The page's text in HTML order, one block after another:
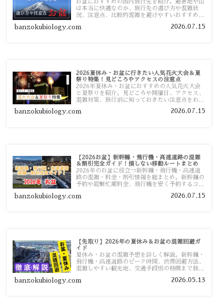
お盆におすすめの国内旅行先を紹介。避暑地や山
は本当に快適なのか、旅行先の選び方や混雑状
況、注意点、比較的混雑を避けやすいおすすめス
す。
banzokubiology.com 2026.07.15
2026夏休み・お盆に行きたい人気花火大会＆夏
祭り特集！見どころやアクセスの注意点
2026年夏休み・お盆におすすめの人気花火大会
と夏祭りを紹介。見どころや開催日、アクセス、
混雑対策、旅行前に知っておきたい注意点をわか
banzokubiology.com 2026.07.15
【2026お盆】新幹線・飛行機・高速道路の混雑
＆割引完全ガイド！損しない移動ルートまとめ
2026年のお盆に役立つ新幹線・飛行機・高速道
路の混雑・料金・割引情報を総まとめ。新幹線の
予約や最繁忙期料金、飛行機を安く予約するコ
い移動方法を分かりやすく解説します。
banzokubiology.com 2026.07.15
【先取り】2026年の夏休み＆お盆の混雑回避ガ
イド
夏休み・お盆の混雑予想を詳しく解説。新幹線・
飛行機・高速道路のピーク時間、渋滞回避方法、
混雑しやすい観光地、交通手段別の特徴まで旅行
banzokubiology.com 2026.05.13